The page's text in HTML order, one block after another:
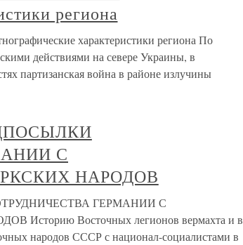
региона
характеристики региона По
действиями на севере Украины, в
партизанская война в районе излучины
С
НАРОДОВ
ГЕРМАНИИ С
Восточных легионов вермахта и в
народов СССР с национал-социалистами в